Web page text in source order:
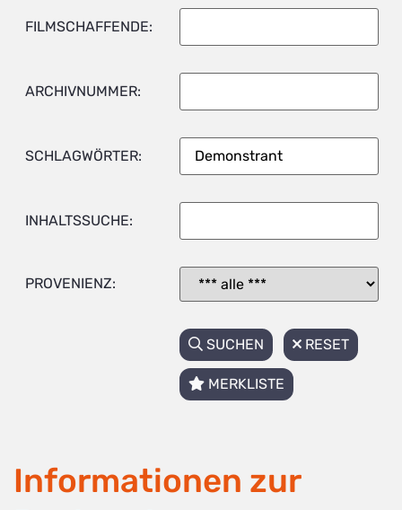
FILMSCHAFFENDE:
ARCHIVNUMMER:
SCHLAGWÖRTER:
INHALTSSUCHE:
PROVENIENZ:
SUCHEN RESET
MERKLISTE
Informationen zur